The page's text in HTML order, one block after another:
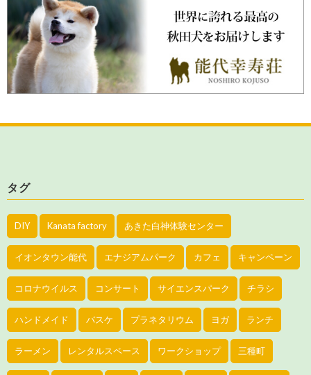
タグ
DIY Kanata factory あきた白神体験センター
イオンタウン能代 エナジアムパーク カフェ キャンペーン
コロナウイルス コンサート サイエンスパーク チラシ
ハンドメイド バスケ プラネタリウム ヨガ ランチ
ラーメン レンタルスペース ワークショップ 三種町